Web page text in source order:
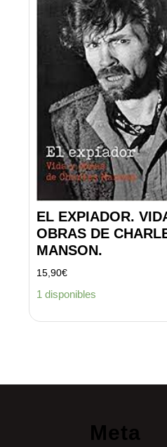
EL EXPIADOR.
OBRAS DE
MANSON.
15,90€
1 disponibles
Meta